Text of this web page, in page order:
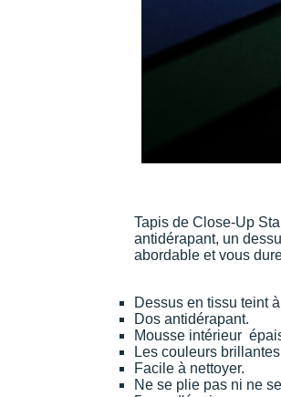
Tapis de Close-Up
antidérapant, un
abordable et vous
Dessus en tissu teint
Dos antidérapant.
Mousse intérieur
Les couleurs
Facile à nettoyer.
Ne se plie pas ni ne